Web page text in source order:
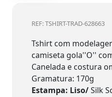
REF: TSHIRT-TRAD-628663
Tshirt com
camiseta gola''O''
Canelada e costura
Gramatura: 170g
Estampa: Liso/Silk